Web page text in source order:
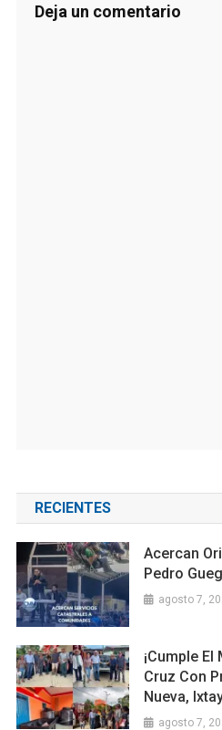
Deja un comentario
RECIENTES
Acercan
Pedro
agosto 7,
¡Cumple
Cruz Con
Nueva,
agosto 7,